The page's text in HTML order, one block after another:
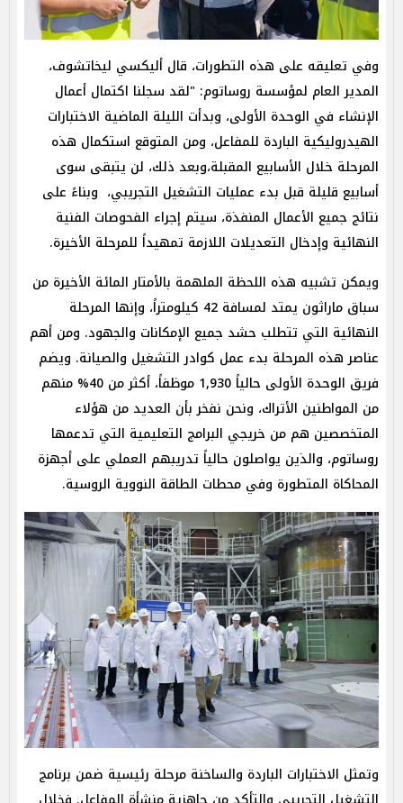
وفي تعليقه على هذه التطورات، قال أليكسي ليخاتشوف،
المدير العام لمؤسسة روساتوم: "لقد سجلنا اكتمال أعمال
الإنشاء في الوحدة الأولى، وبدأت الليلة الماضية الاختبارات
الهيدروليكية الباردة للمفاعل، ومن المتوقع استكمال هذه
المرحلة خلال الأسابيع المقبلة،وبعد ذلك، لن يتبقى سوى
أسابيع قليلة قبل بدء عمليات التشغيل التجريبي، وبناءً على
نتائج جميع الأعمال المنفذة، سيتم إجراء الفحوصات الفنية
النهائية وإدخال التعديلات اللازمة تمهيداً للمرحلة الأخيرة.
ويمكن تشبيه هذه اللحظة الملهمة بالأمتار المائة الأخيرة من
سباق ماراثون يمتد لمسافة 42 كيلومتراً، وإنها المرحلة
النهائية التي تتطلب حشد جميع الإمكانات والجهود. ومن أهم
عناصر هذه المرحلة بدء عمل كوادر التشغيل والصيانة. ويضم
فريق الوحدة الأولى حالياً 1,930 موظفاً، أكثر من 40% منهم
من المواطنين الأتراك، ونحن نفخر بأن العديد من هؤلاء
المتخصصين هم من خريجي البرامج التعليمية التي تدعمها
روساتوم، والذين يواصلون حالياً تدريبهم العملي على أجهزة
المحاكاة المتطورة وفي محطات الطاقة النووية الروسية.
وتمثل الاختبارات الباردة والساخنة مرحلة رئيسية ضمن برنامج